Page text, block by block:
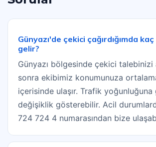
Günyazı'de çekici çağırdığımda
gelir?
Günyazı bölgesinde çekici talebinizi
sonra ekibimiz konumunuza
içerisinde ulaşır. Trafik yoğunluğuna
değişiklik gösterebilir. Acil
724 724 4 numarasından bize